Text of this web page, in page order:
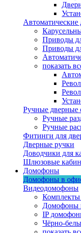
Приводы
Приводы
показать
Ручные дверные
Ручные
Ручные
Фитинги для
Дверные ручки
Доводчики для
Шлюзовые
Домофоны
Домофоны в
Видеодомофоны
Домофоны
IP
Чёрно-